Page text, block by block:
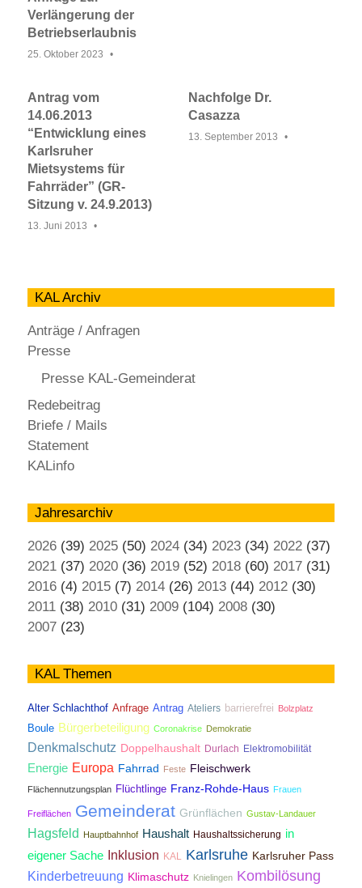
Verlängerung der
Betriebserlaubnis
25. Oktober 2023
Antrag vom
14.06.2013
“Entwicklung eines
Karlsruher
Mietsystems für
Fahrräder” (GR-
Sitzung v. 24.9.2013)
13. Juni 2013
Nachfolge Dr.
Casazza
13. September 2013
KAL Archiv
Anträge / Anfragen
Presse
Presse KAL-Gemeinderat
Redebeitrag
Briefe / Mails
Statement
KALinfo
Jahresarchiv
2026 (39) 2025 (50) 2024 (34) 2023 (34) 2022 (37)
2021 (37) 2020 (36) 2019 (52) 2018 (60) 2017 (31)
2016 (4) 2015 (7) 2014 (26) 2013 (44) 2012 (30)
2011 (38) 2010 (31) 2009 (104) 2008 (30)
2007 (23)
KAL Themen
Alter Schlachthof Anfrage Antrag Ateliers barrierefrei Bolzplatz
Boule Bürgerbeteiligung Coronakrise Demokratie
Denkmalschutz Doppelhaushalt Durlach Elektromobilität
Energie Europa Fahrrad Feste Fleischwerk
Flächennutzungsplan Flüchtlinge Franz-Rohde-Haus Frauen
Freiflächen Gemeinderat Grünflächen Gustav-Landauer
Hagsfeld Hauptbahnhof Haushalt Haushaltssicherung in
eigener Sache Inklusion KAL Karlsruhe Karlsruher Pass
Kinderbetreuung Klimaschutz Knielingen Kombilösung